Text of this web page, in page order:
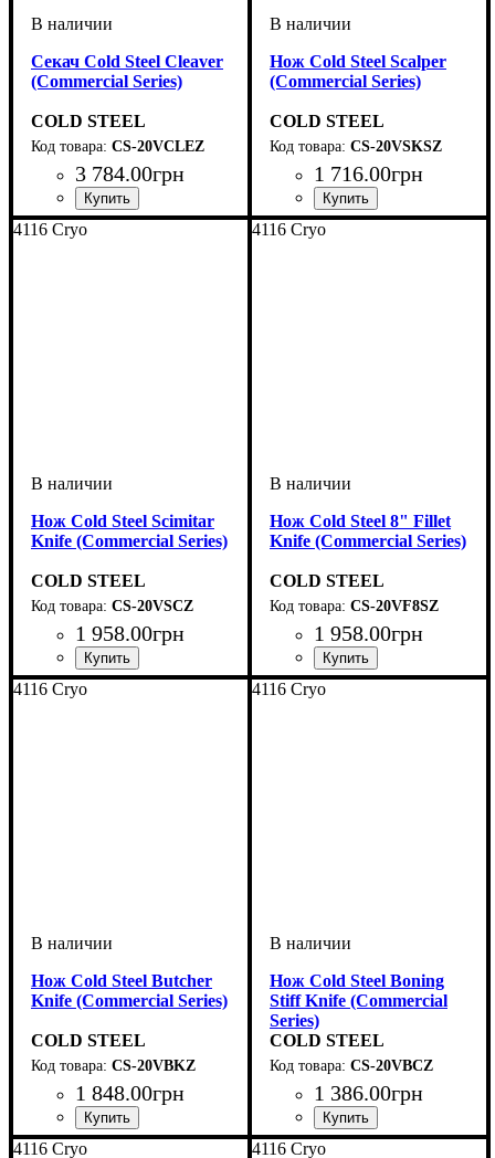
Секач Cold Steel Cleaver
(Commercial Series)
COLD STEEL
CS-20VCLEZ
3 784.00грн
Нож Cold Steel Scalper
(Commercial Series)
COLD STEEL
CS-20VSKSZ
1 716.00грн
4116 Cryo
Нож Cold Steel Scimitar
Knife (Commercial Series)
COLD STEEL
CS-20VSCZ
1 958.00грн
4116 Cryo
Нож Cold Steel 8" Fillet
Knife (Commercial Series)
COLD STEEL
CS-20VF8SZ
1 958.00грн
4116 Cryo
Нож Cold Steel Butcher
Knife (Commercial Series)
COLD STEEL
CS-20VBKZ
1 848.00грн
4116 Cryo
Нож Cold Steel Boning
Stiff Knife (Commercial
Series)
COLD STEEL
CS-20VBCZ
1 386.00грн
4116 Cryo 4116 Cryo